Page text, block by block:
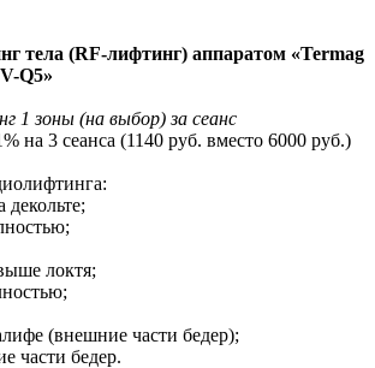
тела (RF-лифтинг) аппаратом «Termag
Q5»
1 зоны (на выбор) за сеанс
на 3 сеанса (1140 руб. вместо 6000 руб.)
локтя;
(внешние части бедер);
части бедер.